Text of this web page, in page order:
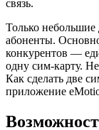
связь.
Только небольшие
абоненты.
конкурентов —
одну сим-карту.
Как сделать две
приложение